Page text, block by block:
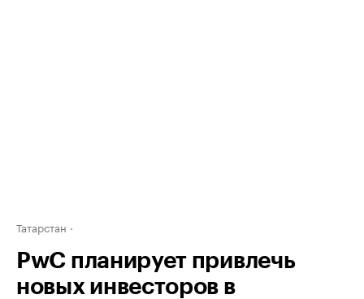
Татарстан
PwC планирует привлечь
новых инвесторов в